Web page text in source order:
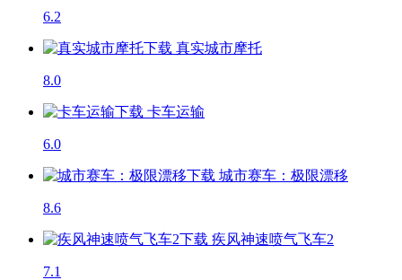
6.2
真实城市摩托
8.0
卡车运输
6.0
城市赛车：极限漂移
8.6
疾风神速喷气飞车2
7.1